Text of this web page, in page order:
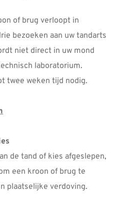
of brug verloopt in
bezoeken aan uw tandarts
niet direct in uw mond
laboratorium.
twee weken tijd nodig.
de tand of kies afgeslepen,
een kroon of brug te
plaatselijke verdoving.